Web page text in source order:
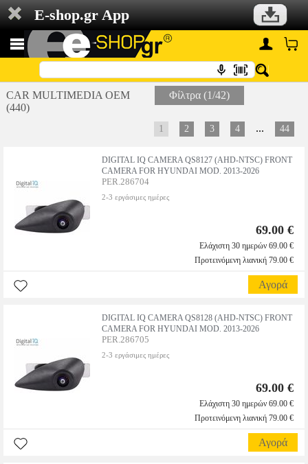
E-shop.gr App
CAR MULTIMEDIA OEM
(440)
Φίλτρα (1/42)
1 2 3 4 ... 44
DIGITAL IQ CAMERA QS8127 (AHD-NTSC) FRONT
CAMERA FOR HYUNDAI MOD. 2013-2026
PER.286704
2-3 εργάσιμες ημέρες
69.00 €
Ελάχιστη 30 ημερών 69.00 €
Προτεινόμενη λιανική 79.00 €
Αγορά
DIGITAL IQ CAMERA QS8128 (AHD-NTSC) FRONT
CAMERA FOR HYUNDAI MOD. 2013-2026
PER.286705
2-3 εργάσιμες ημέρες
69.00 €
Ελάχιστη 30 ημερών 69.00 €
Προτεινόμενη λιανική 79.00 €
Αγορά